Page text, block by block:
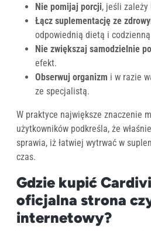
Nie pomijaj porcji, jeśli zależy
Łącz suplementację ze
odpowiednią dietą i
Nie zwiększaj samodzielnie
efekt.
Obserwuj organizm i w razie
ze specjalistą.
W praktyce największe znaczenie
użytkowników podkreśla, że
sprawia, iż łatwiej wytrwać w
czas.
Gdzie kupić
oficjalna strona
internetowy?